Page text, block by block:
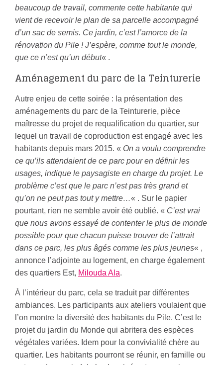
beaucoup de travail, commente cette habitante qui
vient de recevoir le plan de sa parcelle accompagné
d’un sac de semis. Ce jardin, c’est l’amorce de la
rénovation du Pile ! J’espère, comme tout le monde,
que ce n’est qu’un début« .
Aménagement du parc de la Teinturerie
Autre enjeu de cette soirée : la présentation des
aménagements du parc de la Teinturerie, pièce
maîtresse du projet de requalification du quartier, sur
lequel un travail de coproduction est engagé avec les
habitants depuis mars 2015. « On a voulu comprendre
ce qu’ils attendaient de ce parc pour en définir les
usages, indique le paysagiste en charge du projet. Le
problème c’est que le parc n’est pas très grand et
qu’on ne peut pas tout y mettre…« . Sur le papier
pourtant, rien ne semble avoir été oublié. « C’est vrai
que nous avons essayé de contenter le plus de monde
possible pour que chacun puisse trouver de l’attrait
dans ce parc, les plus âgés comme les plus jeunes« ,
annonce l’adjointe au logement, en charge également
des quartiers Est, Milouda Ala.
À l’intérieur du parc, cela se traduit par différentes
ambiances. Les participants aux ateliers voulaient que
l’on montre la diversité des habitants du Pile. C’est le
projet du jardin du Monde qui abritera des espèces
végétales variées. Idem pour la convivialité chère au
quartier. Les habitants pourront se réunir, en famille ou